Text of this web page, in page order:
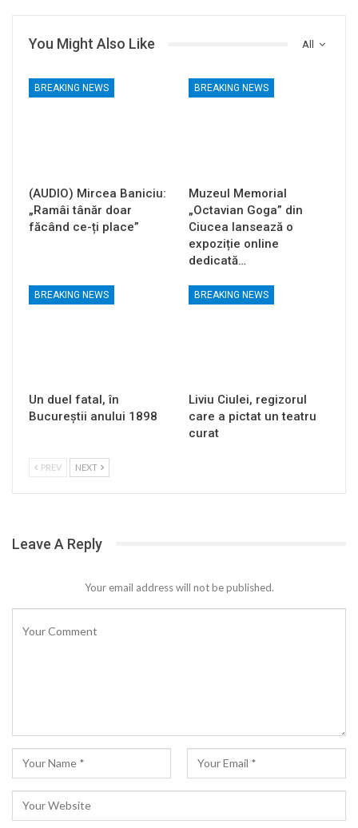
All
You Might Also Like
BREAKING NEWS
(AUDIO) Mircea Baniciu:
„Ramâi tânăr doar
făcând ce-ți place”
BREAKING NEWS
Muzeul Memorial
„Octavian Goga” din
Ciucea lansează o
expoziție online
dedicată…
BREAKING NEWS
Un duel fatal, în
Bucureştii anului 1898
BREAKING NEWS
Liviu Ciulei, regizorul
care a pictat un teatru
curat
PREV NEXT
Leave A Reply
Your email address will not be published.